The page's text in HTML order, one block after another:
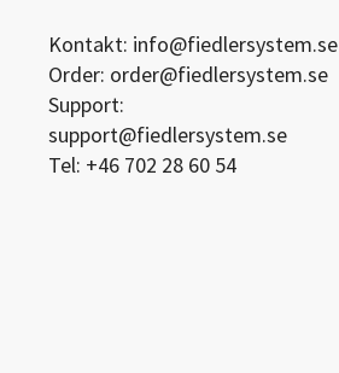
Kontakt: info@fiedlersystem.se
Order: order@fiedlersystem.se
Support:
support@fiedlersystem.se
Tel: +46 702 28 60 54